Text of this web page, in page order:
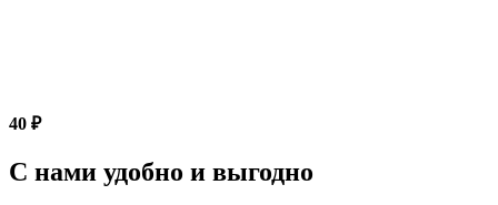
40 ₽
С нами удобно и выгодно